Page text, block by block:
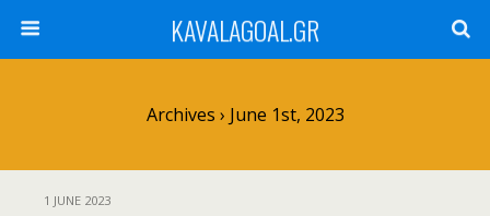
KAVALAGOAL.GR
Archives › June 1st, 2023
1 JUNE 2023